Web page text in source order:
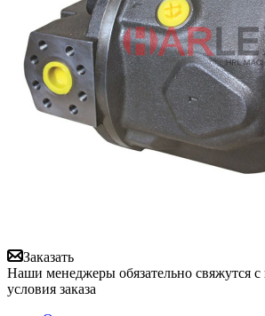
Заказать
Наши менеджеры обязательно свяжутся с
условия заказа